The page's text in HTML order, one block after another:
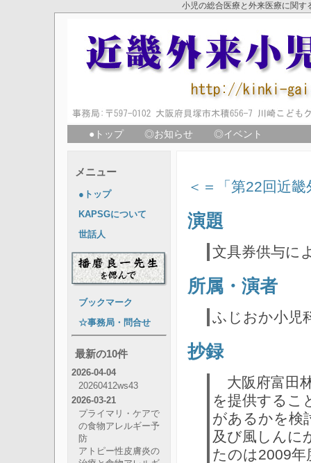
小児の総合医療と外来医療に関
●トップ ◎お知らせ ◎イベント
＜＝「第22回近
演題
文具券供与に
所属・演者
ふじおか小児
抄録
大阪府富田
を提供するこ
があるかを検
及び風しんに
たのは2009年
メニュー
●トップ
KAPSGについて
世話人
ブックマーク
☆事務局・問合せ
最新の10件
2026-04-04
20260412ws43
2026-03-21
プライマリ・ケアで
の食物アレルギー予
防
アトピー性皮膚炎の